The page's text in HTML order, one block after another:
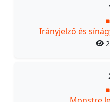
Irányjelző és